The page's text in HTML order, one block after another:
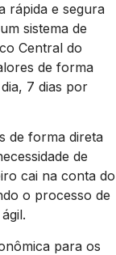
rápida e segura
sistema de
Central do
de forma
7 dias por
de forma direta
de
cai na conta do
o processo de
para os